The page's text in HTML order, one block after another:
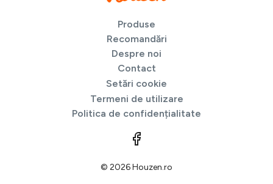
Produse
Recomandări
Despre noi
Contact
Setări cookie
Termeni de utilizare
Politica de confidențialitate
© 2026 Houzen.ro